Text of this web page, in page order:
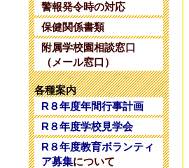
警報発令時の対応
保健関係書類
附属学校園相談窓口
（メール窓口）
各種案内
R８年度年間行事計画
R８年度学校見学会
R８年度教育ボランティ
ア募集について